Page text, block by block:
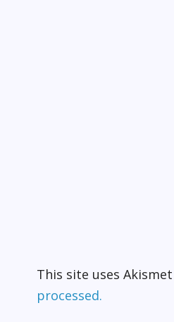
This site uses
processed.